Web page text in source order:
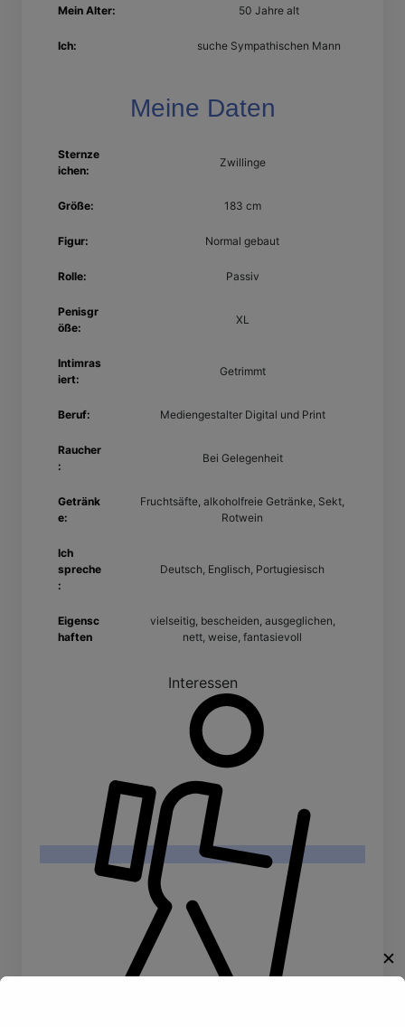
Mein Alter: 50 Jahre alt
Ich: suche Sympathischen Mann
Meine Daten
Sternze
ichen:
Zwillinge
Größe: 183 cm
Figur: Normal gebaut
Rolle: Passiv
Penisgr
öße:
XL
Intimras
iert:
Getrimmt
Beruf: Mediengestalter Digital und Print
Raucher
:
Bei Gelegenheit
Getränk
e:
Fruchtsäfte, alkoholfreie Getränke, Sekt,
Rotwein
Ich
spreche
:
Deutsch, Englisch, Portugiesisch
Eigensc
haften
vielseitig, bescheiden, ausgeglichen,
nett, weise, fantasievoll
Interessen
✕